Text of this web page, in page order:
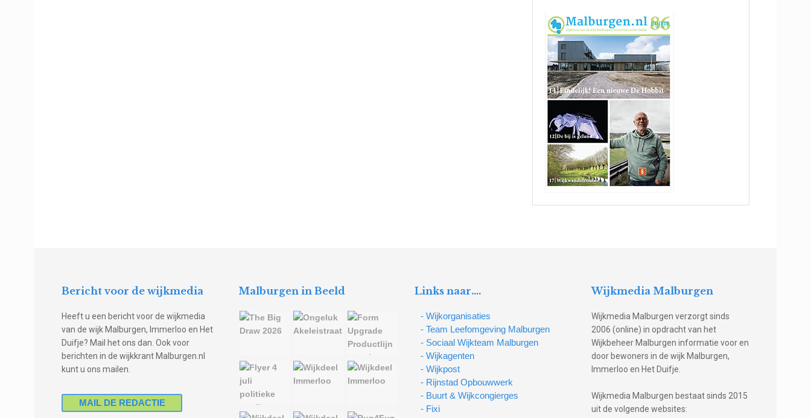
Bericht voor de wijkmedia
Heeft u een bericht voor de wijkmedia
van de wijk Malburgen, Immerloo en Het
Duifje? Mail het ons dan. Ook voor
berichten in de wijkkrant Malburgen.nl
kunt u ons mailen.
MAIL DE REDACTIE
Malburgen in Beeld Links naar….
- Wijkorganisaties
- Team Leefomgeving Malburgen
- Sociaal Wijkteam Malburgen
- Wijkagenten
- Wijkpost
- Rijnstad Opbouwwerk
- Buurt & Wijkcongierges
- Fixi
Wijkmedia Malburgen
Wijkmedia Malburgen verzorgt sinds
2006 (online) in opdracht van het
Wijkbeheer Malburgen informatie voor en
door bewoners in de wijk Malburgen,
Immerloo en Het Duifje.
Wijkmedia Malburgen bestaat sinds 2015
uit de volgende websites: